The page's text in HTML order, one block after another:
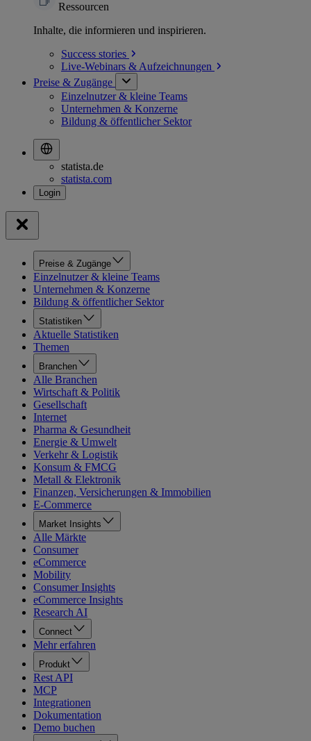
Ressourcen
Inhalte, die informieren und inspirieren.
Success stories
Live-Webinars & Aufzeichnungen
Preise & Zugänge
Einzelnutzer & kleine Teams
Unternehmen & Konzerne
Bildung & öffentlicher Sektor
statista.de
statista.com
Preise & Zugänge
Einzelnutzer & kleine Teams
Unternehmen & Konzerne
Bildung & öffentlicher Sektor
Statistiken
Aktuelle Statistiken
Themen
Branchen
Alle Branchen
Wirtschaft & Politik
Gesellschaft
Internet
Pharma & Gesundheit
Energie & Umwelt
Verkehr & Logistik
Konsum & FMCG
Metall & Elektronik
Finanzen, Versicherungen & Immobilien
E-Commerce
Market Insights
Alle Märkte
Consumer
eCommerce
Mobility
Consumer Insights
eCommerce Insights
Research AI
Connect
Mehr erfahren
Produkt
Rest API
MCP
Integrationen
Dokumentation
Demo buchen